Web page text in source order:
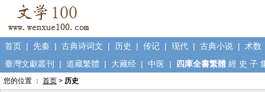
首页 | 先秦 | 古典诗词文 | 历史 | 传记 | 现代 | 古典小说 | 术数
臺灣文獻叢刊
| 道藏繁體 | 大藏经 | 中医 | 四庫全書繁體 經 史 子
您的位置 ： 首页 > 历史